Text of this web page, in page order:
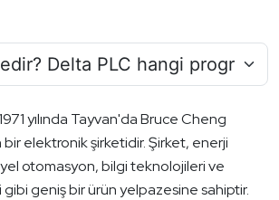
yılında Tayvan'da Bruce Cheng
elektronik şirketidir. Şirket, enerji
otomasyon, bilgi teknolojileri ve
geniş bir ürün yelpazesine sahiptir.